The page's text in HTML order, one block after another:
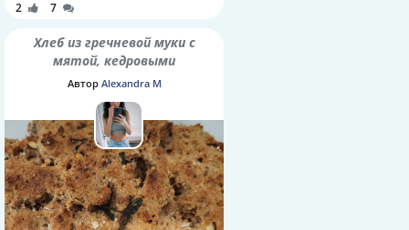
2 7
Хлеб из гречневой муки с
мятой, кедровыми
орешками и семенами
Автор Alexandra M